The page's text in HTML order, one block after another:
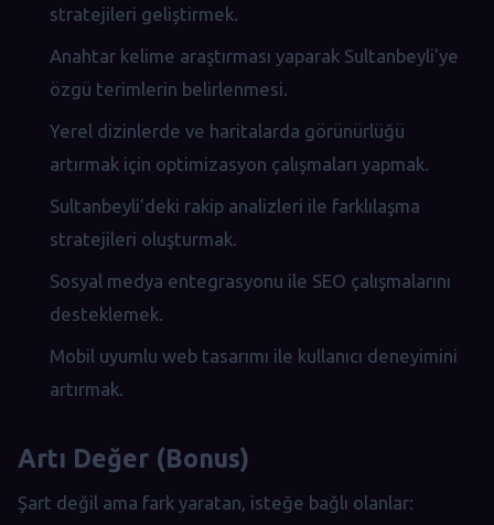
stratejileri geliştirmek.
Anahtar kelime araştırması yaparak Sultanbeyli'ye
özgü terimlerin belirlenmesi.
Yerel dizinlerde ve haritalarda görünürlüğü
artırmak için optimizasyon çalışmaları yapmak.
Sultanbeyli'deki rakip analizleri ile farklılaşma
stratejileri oluşturmak.
Sosyal medya entegrasyonu ile SEO çalışmalarını
desteklemek.
Mobil uyumlu web tasarımı ile kullanıcı deneyimini
artırmak.
Artı Değer (Bonus)
Şart değil ama fark yaratan, isteğe bağlı olanlar: